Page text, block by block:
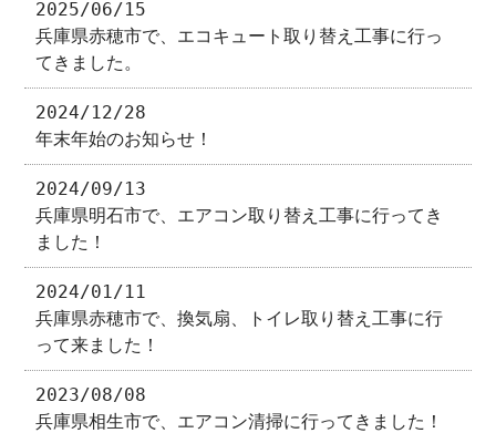
2025/06/15
兵庫県赤穂市で、エコキュート取り替え工事に行っ
てきました。
2024/12/28
年末年始のお知らせ！
2024/09/13
兵庫県明石市で、エアコン取り替え工事に行ってき
ました！
2024/01/11
兵庫県赤穂市で、換気扇、トイレ取り替え工事に行
って来ました！
2023/08/08
兵庫県相生市で、エアコン清掃に行ってきました！